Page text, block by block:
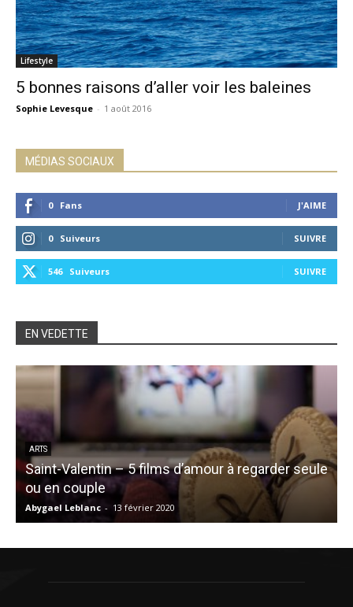
Lifestyle
5 bonnes raisons d’aller voir les baleines
Sophie Levesque - 1 août 2016
MÉDIAS SOCIAUX
0 Fans J'AIME
0 Suiveurs SUIVRE
546 Suiveurs SUIVRE
EN VEDETTE
ARTS
Saint-Valentin – 5 films d’amour à regarder seule
ou en couple
Abygael Leblanc - 13 février 2020